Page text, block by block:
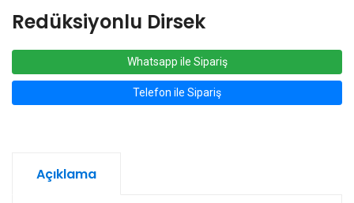
Redüksiyonlu Dirsek
Whatsapp ile Sipariş
Telefon ile Sipariş
Açıklama